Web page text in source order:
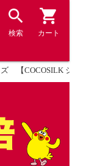
検索 カート
【COCOSILK シルク